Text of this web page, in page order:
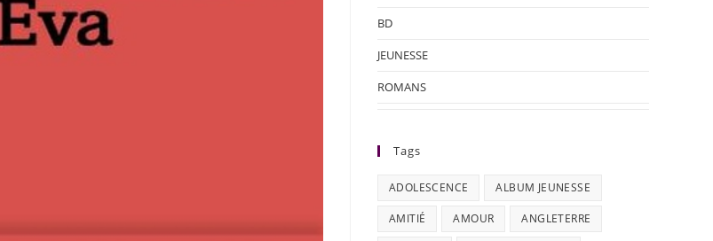
BD
JEUNESSE
ROMANS
Tags
ADOLESCENCE ALBUM JEUNESSE
AMITIÉ AMOUR ANGLETERRE